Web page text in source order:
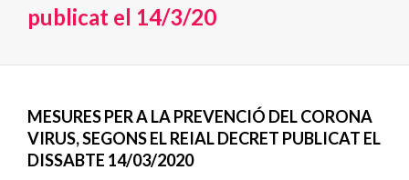
publicat el 14/3/20
MESURES PER A LA PREVENCIÓ DEL CORONA
VIRUS, SEGONS EL REIAL DECRET PUBLICAT EL
DISSABTE 14/03/2020